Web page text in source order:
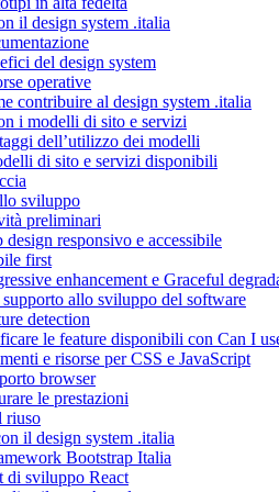
il design system .italia
del design system
operative
contribuire al design system .italia
i modelli di sito e servizi
dell’utilizzo dei modelli
di sito e servizi disponibili
sviluppo
preliminari
design responsivo e accessibile
first
enhancement e Graceful
allo sviluppo del software
detection
le feature disponibili con Can I
e risorse per CSS e JavaScript
browser
le prestazioni
riuso
il design system .italia
Bootstrap Italia
di sviluppo React